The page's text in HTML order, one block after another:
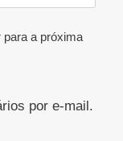
para a próxima
por e-mail.